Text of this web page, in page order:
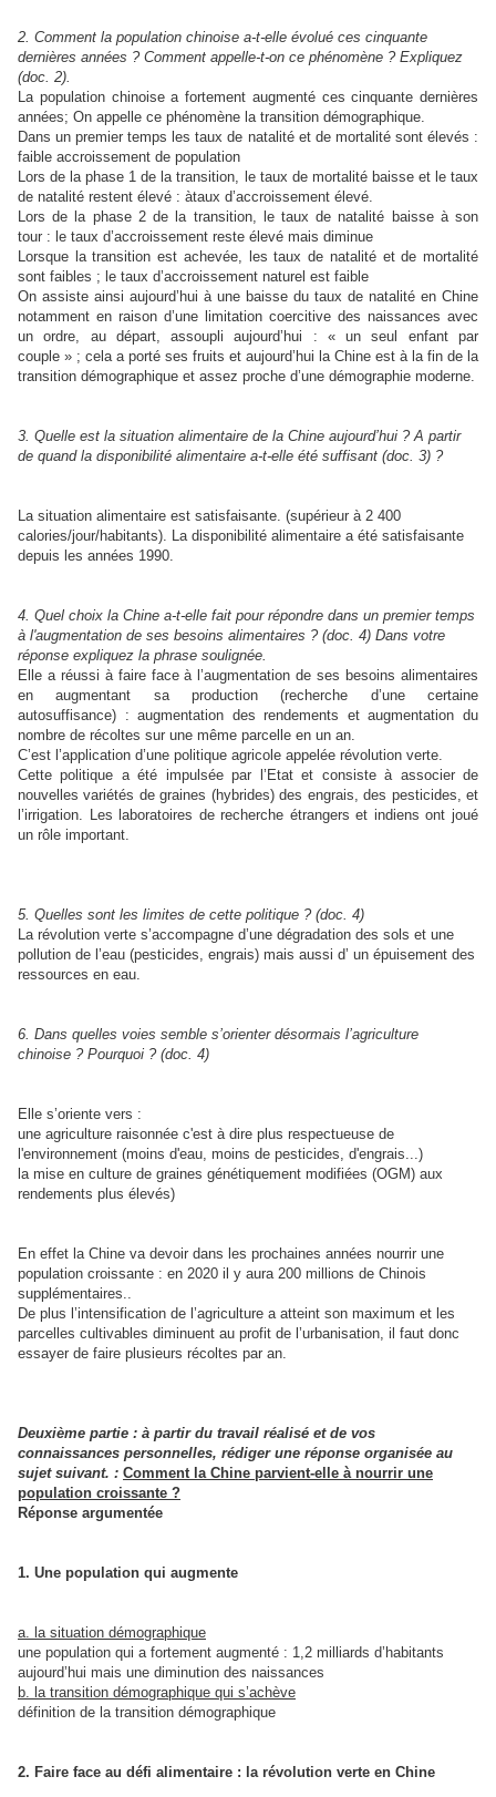
2. Comment la population chinoise a-t-elle évolué ces cinquante
dernières années ? Comment appelle-t-on ce phénomène ? Expliquez
(doc. 2).
La population chinoise a fortement augmenté ces cinquante dernières
années; On appelle ce phénomène la transition démographique.
Dans un premier temps les taux de natalité et de mortalité sont élevés :
faible accroissement de population
Lors de la phase 1 de la transition, le taux de mortalité baisse et le taux
de natalité restent élevé : àtaux d’accroissement élevé.
Lors de la phase 2 de la transition, le taux de natalité baisse à son
tour : le taux d’accroissement reste élevé mais diminue
Lorsque la transition est achevée, les taux de natalité et de mortalité
sont faibles ; le taux d’accroissement naturel est faible
On assiste ainsi aujourd’hui à une baisse du taux de natalité en Chine
notamment en raison d’une limitation coercitive des naissances avec
un ordre, au départ, assoupli aujourd’hui : « un seul enfant par
couple » ; cela a porté ses fruits et aujourd’hui la Chine est à la fin de la
transition démographique et assez proche d’une démographie moderne.
3. Quelle est la situation alimentaire de la Chine aujourd’hui ? A partir
de quand la disponibilité alimentaire a-t-elle été suffisant (doc. 3) ?
La situation alimentaire est satisfaisante. (supérieur à 2 400
calories/jour/habitants). La disponibilité alimentaire a été satisfaisante
depuis les années 1990.
4. Quel choix la Chine a-t-elle fait pour répondre dans un premier temps
à l'augmentation de ses besoins alimentaires ? (doc. 4) Dans votre
réponse expliquez la phrase soulignée.
Elle a réussi à faire face à l’augmentation de ses besoins alimentaires
en augmentant sa production (recherche d’une certaine
autosuffisance) : augmentation des rendements et augmentation du
nombre de récoltes sur une même parcelle en un an.
C’est l’application d’une politique agricole appelée révolution verte.
Cette politique a été impulsée par l’Etat et consiste à associer de
nouvelles variétés de graines (hybrides) des engrais, des pesticides, et
l’irrigation. Les laboratoires de recherche étrangers et indiens ont joué
un rôle important.
5. Quelles sont les limites de cette politique ? (doc. 4)
La révolution verte s’accompagne d’une dégradation des sols et une
pollution de l’eau (pesticides, engrais) mais aussi d’ un épuisement des
ressources en eau.
6. Dans quelles voies semble s’orienter désormais l’agriculture
chinoise ? Pourquoi ? (doc. 4)
Elle s’oriente vers :
une agriculture raisonnée c'est à dire plus respectueuse de
l'environnement (moins d'eau, moins de pesticides, d'engrais...)
la mise en culture de graines génétiquement modifiées (OGM) aux
rendements plus élevés)
En effet la Chine va devoir dans les prochaines années nourrir une
population croissante : en 2020 il y aura 200 millions de Chinois
supplémentaires..
De plus l’intensification de l’agriculture a atteint son maximum et les
parcelles cultivables diminuent au profit de l’urbanisation, il faut donc
essayer de faire plusieurs récoltes par an.
Deuxième partie : à partir du travail réalisé et de vos
connaissances personnelles, rédiger une réponse organisée au
sujet suivant. : Comment la Chine parvient-elle à nourrir une
population croissante ?
Réponse argumentée
1. Une population qui augmente
a. la situation démographique
une population qui a fortement augmenté : 1,2 milliards d’habitants
aujourd’hui mais une diminution des naissances
b. la transition démographique qui s’achève
définition de la transition démographique
2. Faire face au défi alimentaire : la révolution verte en Chine